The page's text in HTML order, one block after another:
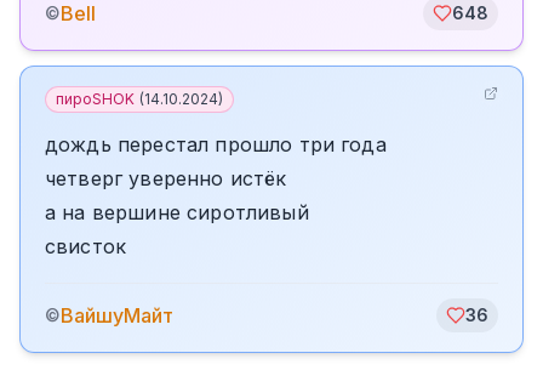
©Bell 648
пироSHOK (14.10.2024)
дождь перестал прошло три года
четверг уверенно истёк
а на вершине сиротливый
свисток
©ВайшуМайт 36